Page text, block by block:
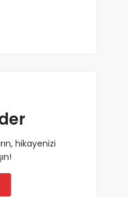
hikayenizi